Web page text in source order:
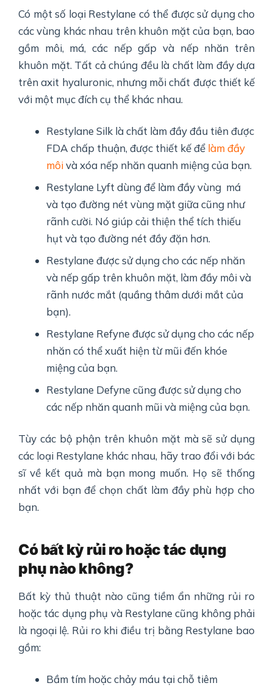
Có một số loại Restylane có thể được sử dụng cho
các vùng khác nhau trên khuôn mặt của bạn, bao
gồm môi, má, các nếp gấp và nếp nhăn trên
khuôn mặt. Tất cả chúng đều là chất làm đầy dựa
trên axit hyaluronic, nhưng mỗi chất được thiết kế
với một mục đích cụ thể khác nhau.
Restylane Silk là chất làm đầy đầu tiên được
FDA chấp thuận, được thiết kế để làm đầy
môivà xóa nếp nhăn quanh miệng của bạn.
Restylane Lyft dùng để làm đầy vùng má
và tạo đường nét vùng mặt giữa cũng như
rãnh cười. Nó giúp cải thiện thể tích thiếu
hụt và tạo đường nét đầy đặn hơn.
Restylane được sử dụng cho các nếp nhăn
và nếp gấp trên khuôn mặt, làm đầy môi và
rãnh nước mắt (quầng thâm dưới mắt của
bạn).
Restylane Refyne được sử dụng cho các nếp
nhăn có thể xuất hiện từ mũi đến khóe
miệng của bạn.
Restylane Defyne cũng được sử dụng cho
các nếp nhăn quanh mũi và miệng của bạn.
Tùy các bộ phận trên khuôn mặt mà sẽ sử dụng
các loại Restylane khác nhau, hãy trao đổi với bác
sĩ về kết quả mà bạn mong muốn. Họ sẽ thống
nhất với bạn để chọn chất làm đầy phù hợp cho
bạn.
Có bất kỳ rủi ro hoặc tác dụng
phụ nào không?
Bất kỳ thủ thuật nào cũng tiềm ẩn những rủi ro
hoặc tác dụng phụ và Restylane cũng không phải
là ngoại lệ. Rủi ro khi điều trị bằng Restylane bao
gồm:
Bầm tím hoặc chảy máu tại chỗ tiêm